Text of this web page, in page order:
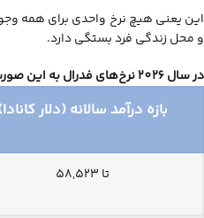
این یعنی هیچ نرخ واحدی برای همه
و محل زندگی فرد بستگی دارد.
در سال 2026 نرخ‌های فدرال به این صورت هستند:
بازه درآمد سالانه (دلار
تا 58,523